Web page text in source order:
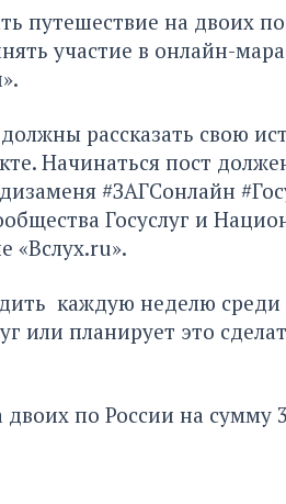
путешествие на двоих
участие в онлайн-
рассказать свою
Начинаться пост
#ЗАГСонлайн
Госуслуг и
«Вслух.ru».
каждую неделю среди
или планирует это
по России на сумму